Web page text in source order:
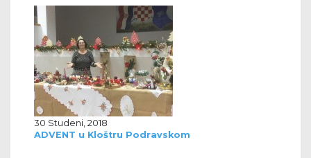
30 Studeni, 2018
ADVENT u Kloštru Podravskom